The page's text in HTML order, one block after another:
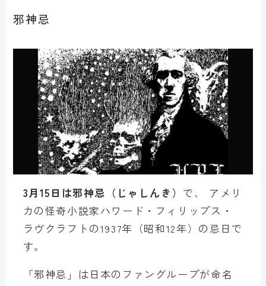
邪神忌
3月15日は邪神忌（じゃしんき） で、
アメリ
カの怪奇小説家ハワード・フィリップス・
ラヴクラフトの1937年（昭和12年）の忌日で
す。
「邪神忌」は日本のファングループが命名